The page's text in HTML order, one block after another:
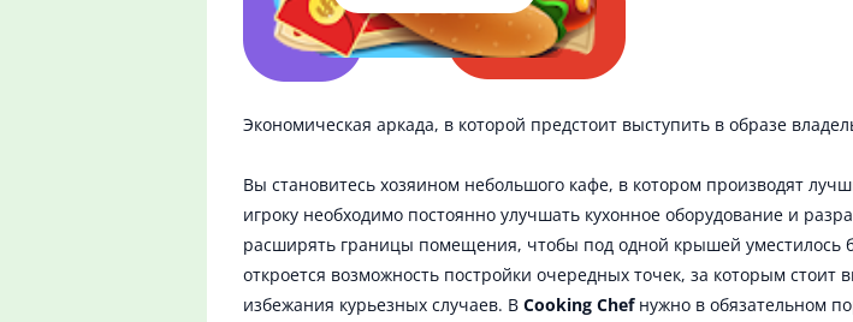
Экономическая аркада, в которой предстоит выступить в образе
Вы становитесь хозяином небольшого кафе, в котором производят
игроку необходимо постоянно улучшать кухонное оборудование и
расширять границы помещения, чтобы под одной крышей уместилось
откроется возможность постройки очередных точек, за которым стоит
избежания курьезных случаев. В Cooking Chefнужно в обязательном